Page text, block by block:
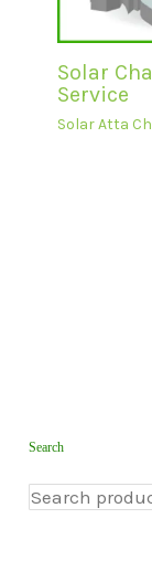
Search
Solar
Service
Solar Atta